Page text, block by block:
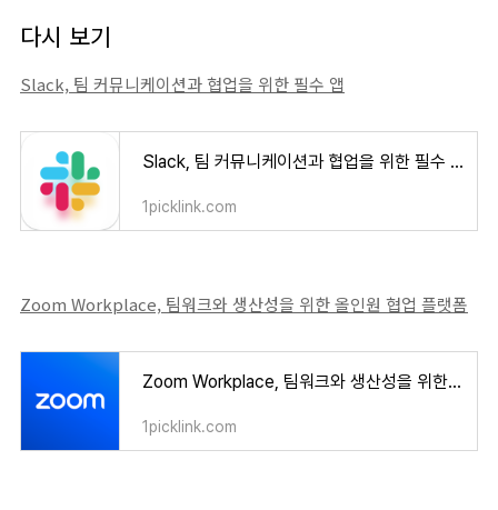
다시 보기
Slack, 팀 커뮤니케이션과 협업을 위한 필수 앱
Slack, 팀 커뮤니케이션과 협업을 위한 필수 앱
1picklink.com
Zoom Workplace, 팀워크와 생산성을 위한 올인원 협업 플랫폼
Zoom Workplace, 팀워크와 생산성을 위한 올인원 협업 플랫폼
1picklink.com